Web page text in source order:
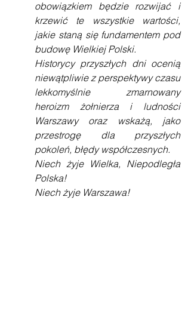
obowiązkiem będzie rozwijać i
krzewić te wszystkie wartości,
jakie staną się fundamentem pod
budowę Wielkiej Polski.
Historycy przyszłych dni ocenią
niewątpliwie z perspektywy czasu
lekkomyślnie zmarnowany
heroizm żołnierza i ludności
Warszawy oraz wskażą, jako
przestrogę dla przyszłych
pokoleń, błędy współczesnych.
Niech żyje Wielka, Niepodległa
Polska!
Niech żyje Warszawa!